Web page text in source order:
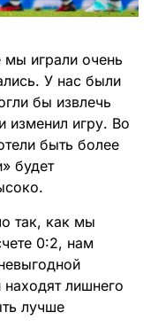
играли очень
У нас были
бы извлечь
изменил игру. Во
быть более
будет
так, как мы
0:2, нам
лишнего
лучше